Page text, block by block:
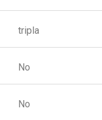
tripla
No
No